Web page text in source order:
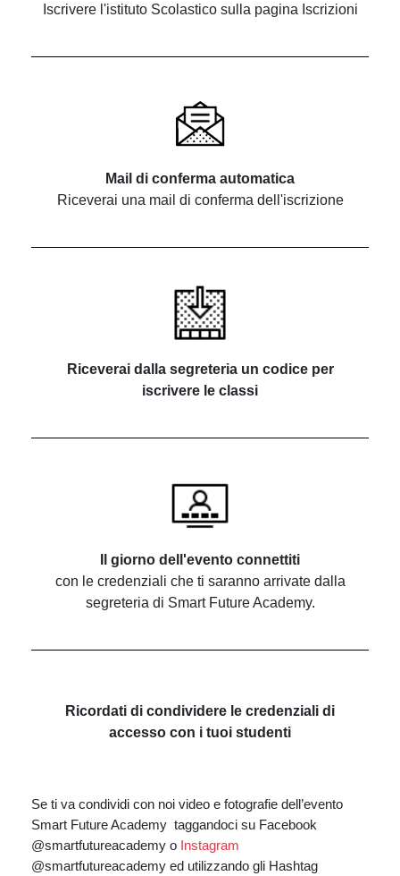
Iscrivere l'istituto Scolastico sulla pagina Iscrizioni
Mail di conferma automatica
Riceverai una mail di conferma dell'iscrizione
Riceverai dalla segreteria un codice per
iscrivere le classi
Il giorno dell'evento connettiti
con le credenziali che ti saranno arrivate dalla
segreteria di Smart Future Academy.
Ricordati di condividere le credenziali di
accesso con i tuoi studenti
Se ti va condividi con noi video e fotografie dell’evento
Smart Future Academy taggandoci su Facebook
@smartfutureacademy o Instagram
@smartfutureacademy ed utilizzando gli Hashtag